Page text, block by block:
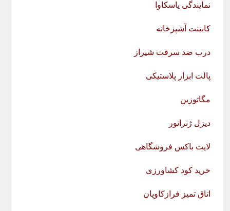
نمایندگی یاسکاوا
کابینت آشپزخانه
درب ضد سرقت شیراز
پالت ابزار پلاستیکی
مگاتوزین
دیزل ژنراتور
لایت باکس فروشگاهی
خرید کود کشاورزی
اتاق تمیز فرازکاویان